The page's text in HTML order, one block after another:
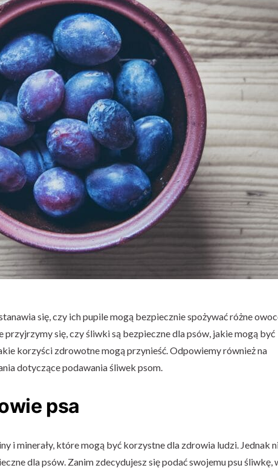
się, czy ich pupile mogą bezpiecznie spożywać różne
się, czy śliwki są bezpieczne dla psów, jakie mogą być
korzyści zdrowotne mogą przynieść. Odpowiemy również na
dotyczące podawania śliwek psom.
psa
i minerały, które mogą być korzystne dla zdrowia ludzi. Jednak
dla psów. Zanim zdecydujesz się podać swojemu psu śliwkę,